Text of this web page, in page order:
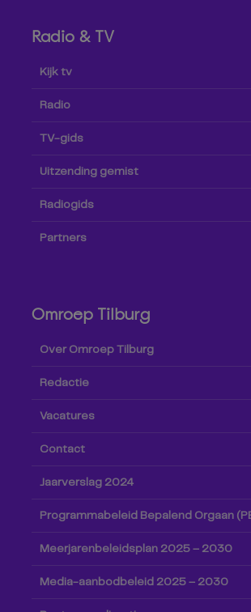
Radio & TV
Kijk tv
Radio
TV-gids
Uitzending gemist
Radiogids
Partners
Omroep Tilburg
Over Omroep Tilburg
Redactie
Vacatures
Contact
Jaarverslag 2024
Programmabeleid Bepalend Orgaan
Meerjarenbeleidsplan 2025 – 2030
Media-aanbodbeleid 2025 – 2030